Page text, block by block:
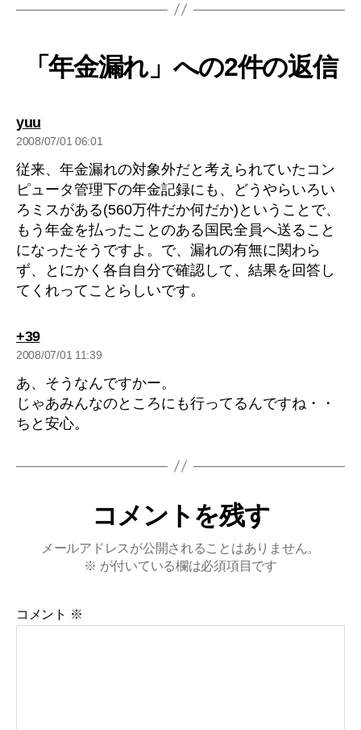
「年金漏れ」への2件の返信
yuuの
発
2008/07/01 06:01
従来、年金漏れの対象外だと考えられていたコン
ピュータ管理下の年金記録にも、どうやらいろい
ろミスがある(560万件だか何だか)ということで、
もう年金を払ったことのある国民全員へ送ること
になったそうですよ。で、漏れの有無に関わら
ず、とにかく各自自分で確認して、結果を回答し
てくれってことらしいです。
+39の
発
2008/07/01 11:39
あ、そうなんですかー。
じゃあみんなのところにも行ってるんですね・・
ちと安心。
コメントを残す
メールアドレスが公開されることはありません。
※ が付いている欄は必須項目です
コメント ※